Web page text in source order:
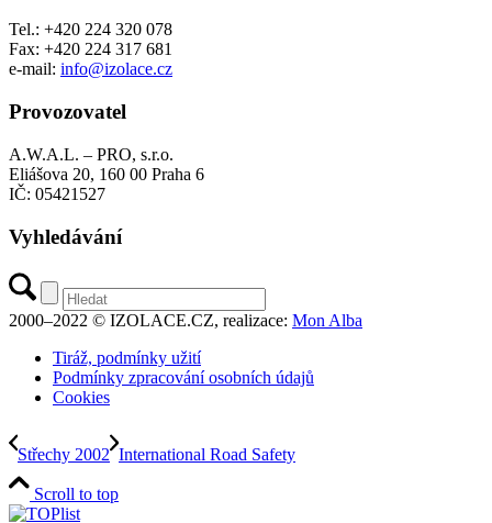
Tel.: +420 224 320 078
Fax: +420 224 317 681
e-mail: info@izolace.cz
Provozovatel
A.W.A.L. – PRO, s.r.o.
Eliášova 20, 160 00 Praha 6
IČ: 05421527
Vyhledávání
2000–2022 © IZOLACE.CZ, realizace: Mon Alba
Tiráž, podmínky užití
Podmínky zpracování osobních údajů
Cookies
Střechy 2002 International Road Safety
Scroll to top